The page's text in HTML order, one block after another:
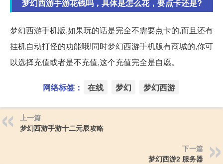
梦幻西游手游花钱吗，具体是怎么花，要点卡还是?
梦幻西游手机版,如果玩的话是完全不需要点卡的,而且还有
挂机自动打怪的功能哦!同时梦幻西游手机版有商城的,你可
以选择充值或者是不充值,这个充值完全是自愿。
网络标签： 在线 梦幻 梦幻西游
上一篇
梦幻西游手游十二元辰攻略
下一篇
梦幻西游2 服务器